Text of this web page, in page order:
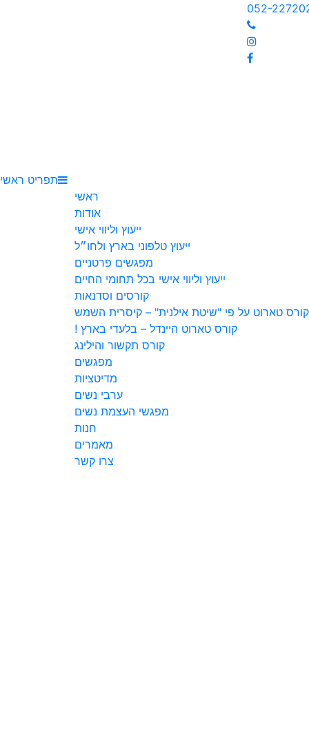
052-
תפריט ראשי
ראשי
אודות
ייעוץ וליווי אישי
ייעוץ טלפוני בארץ ולחו״ל
מפגשים פרטניים
ייעוץ וליווי אישי בכל תחומי החיים
קורסים וסדנאות
טארוט על פי "שיטת אילנית" – קיסרית השמש
קורס טארוט היינדל – בלעדי בארץ !
קורס תקשור והילינג
מפגשים
מדיטציות
ערבי נשים
מפגשי העצמת נשים
חנות
מאמרים
צרו קשר